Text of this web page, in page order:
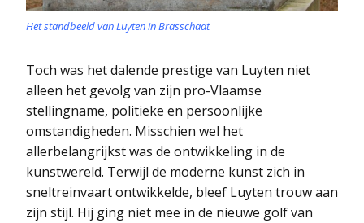
Het standbeeld van Luyten in Brasschaat
Toch was het dalende prestige van Luyten niet
alleen het gevolg van zijn pro-Vlaamse
stellingname, politieke en persoonlijke
omstandigheden. Misschien wel het
allerbelangrijkst was de ontwikkeling in de
kunstwereld. Terwijl de moderne kunst zich in
sneltreinvaart ontwikkelde, bleef Luyten trouw aan
zijn stijl. Hij ging niet mee in de nieuwe golf van